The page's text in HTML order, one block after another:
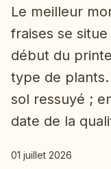
Le meilleur
fraises se
début du
type de
sol ressuyé ;
date de la
01 juillet 2026